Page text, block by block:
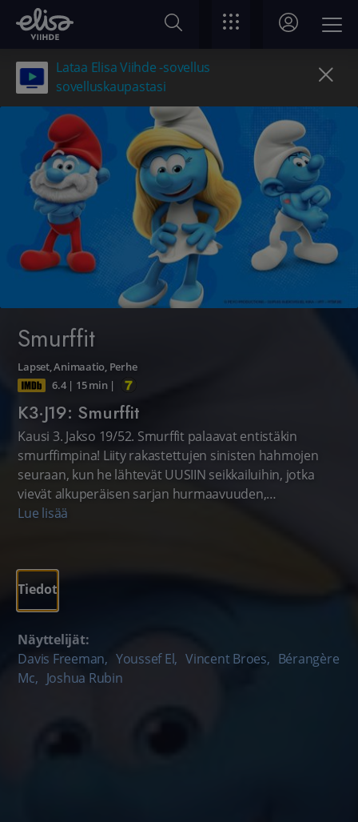
Lataa Elisa Viihde -sovellus
sovelluskaupastasi
Smurffit
Lapset,Animaatio, Perhe
6.4| 15 min|
K3·J19: Smurffit
Kausi 3. Jakso 19/52. Smurffit palaavat entistäkin
smurffimpina! Liity rakastettujen sinisten hahmojen
seuraan, kun he lähtevät UUSIIN seikkailuihin, jotka
vievät alkuperäisen sarjan hurmaavuuden,
hullunkurisuuden ja huumorin aiempaakin
Lue lisää
Tiedot
Näyttelijät:
Davis Freeman, Youssef El, Vincent Broes, Bérangère
Mc, Joshua Rubin